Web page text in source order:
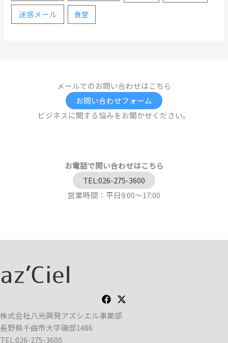
迷惑メール 食堂
メールでのお問い合わせはこちら
お問い合わせフォーム
ビジネスに関する悩みをお聞かせください。
お電話で問い合わせはこちら
TEL:026-275-3600
営業時間：平日9:00～17:00
株式会社八光興発アズシエル事業部
長野県千曲市大字磯部1486
TEL:026-275-3600